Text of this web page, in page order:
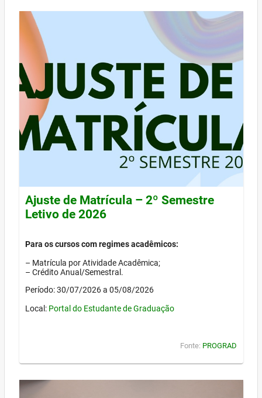
Ajuste de Matrícula – 2º Semestre
Letivo de 2026
Para os cursos com regimes acadêmicos:
– Matrícula por Atividade Acadêmica;
– Crédito Anual/Semestral.
Período: 30/07/2026 a 05/08/2026
Local: Portal do Estudante de Graduação
Fonte: PROGRAD